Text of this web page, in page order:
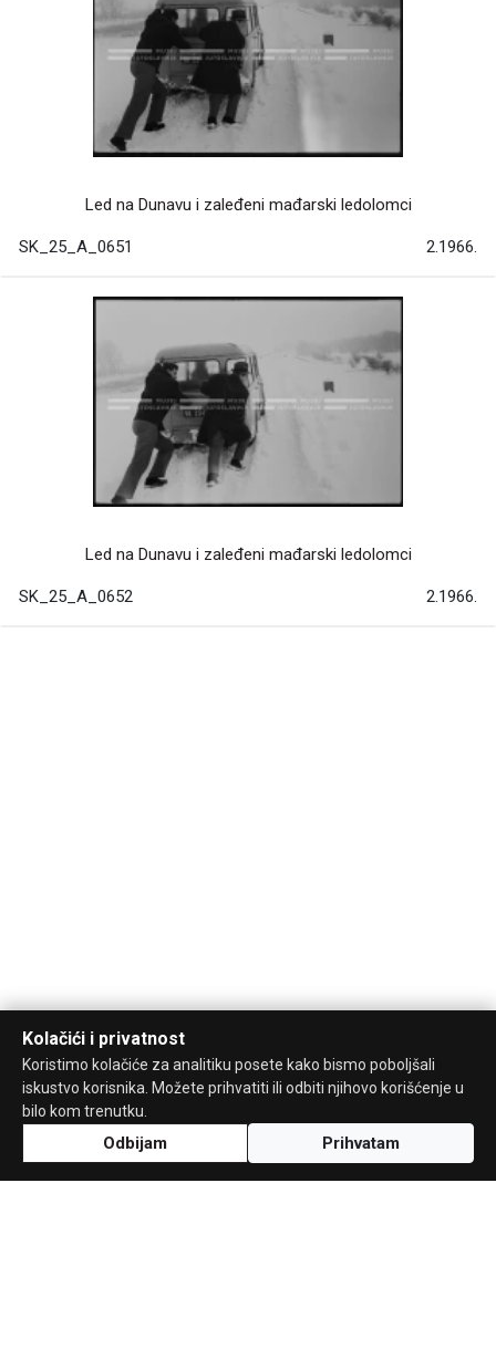
Led na Dunavu i zaleđeni mađarski ledolomci
SK_25_A_0651 2.1966.
Led na Dunavu i zaleđeni mađarski ledolomci
SK_25_A_0652 2.1966.
Kolačići i privatnost
Koristimo kolačiće za analitiku posete kako bismo poboljšali
iskustvo korisnika. Možete prihvatiti ili odbiti njihovo korišćenje u
bilo kom trenutku.
Odbijam Prihvatam